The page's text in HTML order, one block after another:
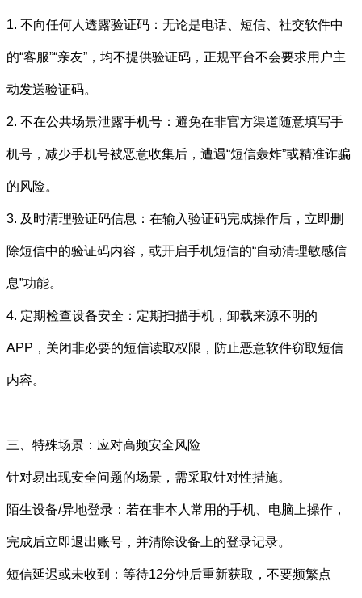
1. 不向任何人透露验证码：无论是电话、短信、社交软件中
的“客服”“亲友”，均不提供验证码，正规平台不会要求用户主
动发送验证码。
2. 不在公共场景泄露手机号：避免在非官方渠道随意填写手
机号，减少手机号被恶意收集后，遭遇“短信轰炸”或精准诈骗
的风险。
3. 及时清理验证码信息：在输入验证码完成操作后，立即删
除短信中的验证码内容，或开启手机短信的“自动清理敏感信
息”功能。
4. 定期检查设备安全：定期扫描手机，卸载来源不明的
APP，关闭非必要的短信读取权限，防止恶意软件窃取短信
内容。
三、特殊场景：应对高频安全风险
针对易出现安全问题的场景，需采取针对性措施。
陌生设备/异地登录：若在非本人常用的手机、电脑上操作，
完成后立即退出账号，并清除设备上的登录记录。
短信延迟或未收到：等待12分钟后重新获取，不要频繁点